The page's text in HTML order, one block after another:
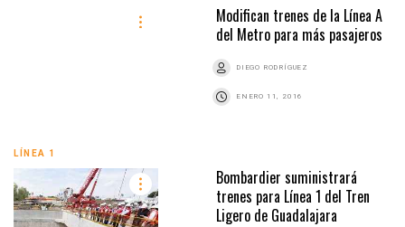
Modifican trenes de la Línea A
del Metro para más pasajeros
DIEGO RODRÍGUEZ
ENERO 11, 2016
LÍNEA 1
Bombardier suministrará
trenes para Línea 1 del Tren
Ligero de Guadalajara